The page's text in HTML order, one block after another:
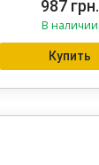
987 грн.
В наличии
Купить